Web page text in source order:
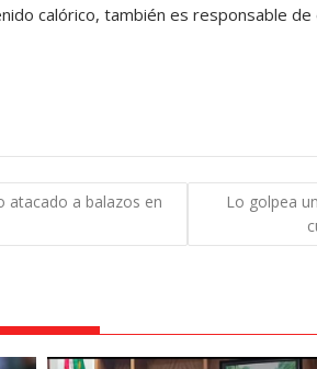
calórico, también es responsable
atacado a balazos en
Lo golpea